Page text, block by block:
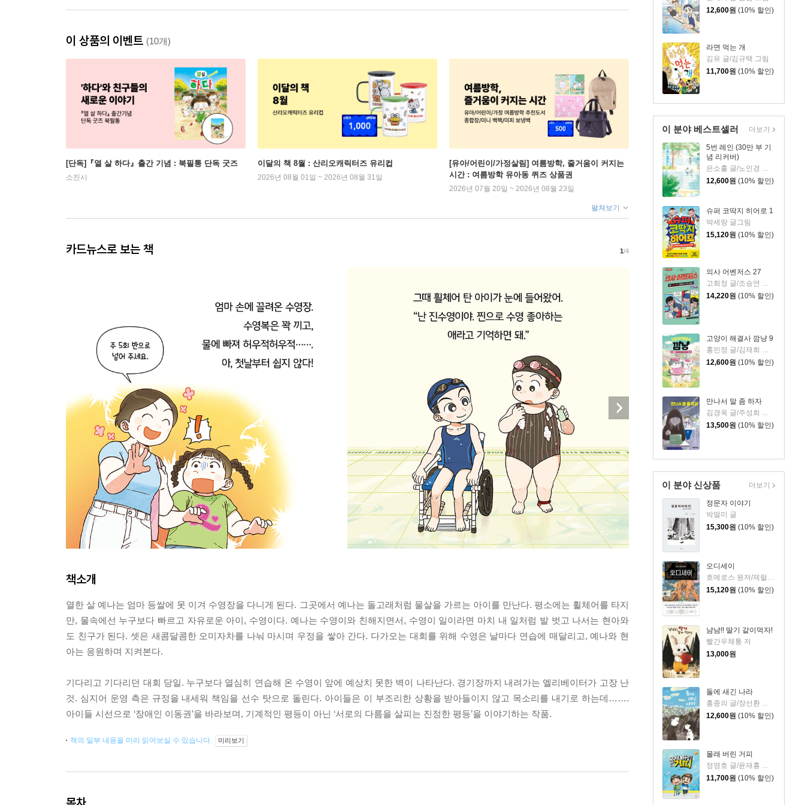
12,600원 (10% 할인)
라면 먹는 개
김유 글/김규택 그림
11,700원 (10% 할인)
이 분야 베스트셀러
5번 레인 (30만 부 기
념 리커버)
은소홀 글/노인경 그림
12,600원 (10% 할인)
슈퍼 코딱지 히어로 1
박세랑 글그림
15,120원 (10% 할인)
의사 어벤저스 27
고희정 글/조승연 그림/류정민 감수
14,220원 (10% 할인)
고양이 해결사 깜냥 9
홍민정 글/김재희 그림
12,600원 (10% 할인)
만나서 말 좀 하자
김경옥 글/주성희 그림
13,500원 (10% 할인)
더보기
이 분야 신상품
정문자 이야기
박멀미 글
15,300원 (10% 할인)
오디세이
15,120원 (10% 할인)
냠냠!! 딸기 같이먹자!
빨간우체통 저
13,000원
돌에 새긴 나라
홍종의 글/장선환 그림
12,600원 (10% 할인)
몰래 버린 거피
정영호 글/윤재홍 그림
11,700원 (10% 할인)
더보기
이 상품의 이벤트 (10개)
[단독]『열 살 하다』출간 기념 : 북필통 단독 굿즈
소진시
이달의 책 8월 : 산리오캐릭터즈 유리컵
2026년 08월 01일 ~ 2026년 08월 31일
[유아/어린이/가정살림] 여름방학, 줄거움이 커지는
시간 : 여름방학 유아동 퀴즈 상품권
2026년 07월 20일 ~ 2026년 08월 23일
펼쳐보기
카드뉴스로 보는 책 1/4
책소개
열한 살 예나는 엄마 등쌀에 못 이겨 수영장을 다니게 된다. 그곳에서 예나는 돌고래처럼 물살을 가르는 아이를 만난다. 평소에는 휠체어를 타지
만, 물속에선 누구보다 빠르고 자유로운 아이, 수영이다. 예나는 수영이와 친해지면서, 수영이 일이라면 마치 내 일처럼 발 벗고 나서는 현아와
도 친구가 된다. 셋은 새콤달콤한 오미자차를 나눠 마시며 우정을 쌓아 간다. 다가오는 대회를 위해 수영은 날마다 연습에 매달리고, 예나와 현
아는 응원하며 지켜본다.
기다리고 기다리던 대회 당일. 누구보다 열심히 연습해 온 수영이 앞에 예상치 못한 벽이 나타난다. 경기장까지 내려가는 엘리베이터가 고장 난
것. 심지어 운영 측은 규정을 내세워 책임을 선수 탓으로 돌린다. 아이들은 이 부조리한 상황을 받아들이지 않고 목소리를 내기로 하는데…….
아이들 시선으로 ‘장애인 이동권’을 바라보며, 기계적인 평등이 아닌 ‘서로의 다름을 살피는 진정한 평등’을 이야기하는 작품.
책의 일부 내용을 미리 읽어보실 수 있습니다. 미리보기